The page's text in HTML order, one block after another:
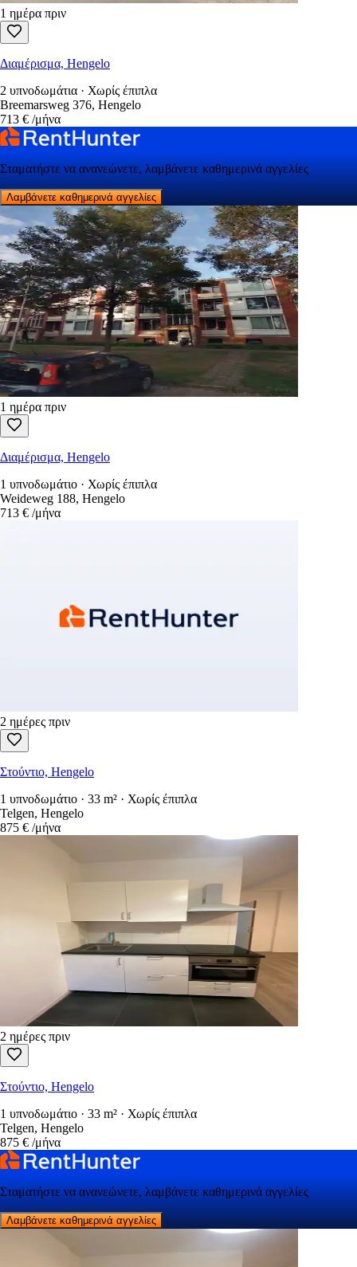
1 ημέρα πριν
Διαμέρισμα, Hengelo
2 υπνοδωμάτια · Χωρίς έπιπλα
Breemarsweg 376, Hengelo
713 € /μήνα
Σταματήστε να ανανεώνετε, λαμβάνετε καθημερινά αγγελίες
Λαμβάνετε καθημερινά αγγελίες
1 ημέρα πριν
Διαμέρισμα, Hengelo
1 υπνοδωμάτιο · Χωρίς έπιπλα
Weideweg 188, Hengelo
713 € /μήνα
2 ημέρες πριν
Στούντιο, Hengelo
1 υπνοδωμάτιο · 33 m² · Χωρίς έπιπλα
Telgen, Hengelo
875 € /μήνα
2 ημέρες πριν
Στούντιο, Hengelo
1 υπνοδωμάτιο · 33 m² · Χωρίς έπιπλα
Telgen, Hengelo
875 € /μήνα
Σταματήστε να ανανεώνετε, λαμβάνετε καθημερινά αγγελίες
Λαμβάνετε καθημερινά αγγελίες